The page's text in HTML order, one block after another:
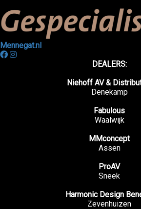
Mennegat.nl
DEALERS:
Niehoff AV &
Denekamp
Fabulous
Waalwijk
MMconcept
Assen
ProAV
Sneek
Harmonic Design
Zevenhuizen